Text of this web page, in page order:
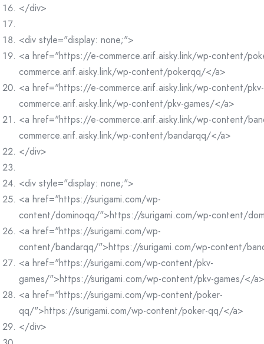
</div>
<div style="display: none;">
<a href="https://e-commerce.arif.aisky.link/wp-content/
commerce.arif.aisky.link/wp-content/pokerqq/</a>
<a href="https://e-commerce.arif.aisky.link/wp-content/
commerce.arif.aisky.link/wp-content/pkv-games/</a>
<a href="https://e-commerce.arif.aisky.link/wp-content/
commerce.arif.aisky.link/wp-content/bandarqq/</a>
</div>
<div style="display: none;">
<a href="https://surigami.com/wp-
content/dominoqq/">https://surigami.com/wp-content/
<a href="https://surigami.com/wp-
content/bandarqq/">https://surigami.com/wp-content/
<a href="https://surigami.com/wp-content/pkv-
games/">https://surigami.com/wp-content/pkv-games/</a>
<a href="https://surigami.com/wp-content/poker-
qq/">https://surigami.com/wp-content/poker-qq/</a>
</div>